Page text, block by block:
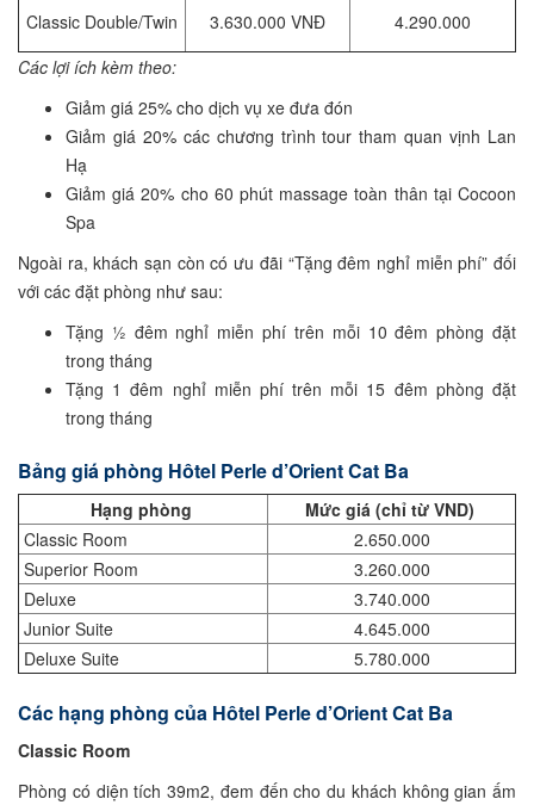
Classic Double/Twin 3.630.000 VNĐ
4.290.000
Các lợi ích kèm theo:
Giảm giá 25% cho dịch vụ xe đưa đón
Giảm giá 20% các chương trình tour tham quan vịnh Lan
Hạ
Giảm giá 20% cho 60 phút massage toàn thân tại Cocoon
Spa
Ngoài ra, khách sạn còn có ưu đãi “Tặng đêm nghỉ miễn phí” đối
với các đặt phòng như sau:
Tặng ½ đêm nghỉ miễn phí trên mỗi 10 đêm phòng đặt
trong tháng
Tặng 1 đêm nghỉ miễn phí trên mỗi 15 đêm phòng đặt
trong tháng
Bảng giá phòng Hôtel Perle d’Orient Cat Ba
Hạng phòng
Mức giá (chỉ từ VND)
Classic Room
2.650.000
Superior Room
3.260.000
Deluxe
3.740.000
Junior Suite
4.645.000
Deluxe Suite
5.780.000
Các hạng phòng của Hôtel Perle d’Orient Cat Ba
Classic Room
Phòng có diện tích 39m2, đem đến cho du khách không gian ấm